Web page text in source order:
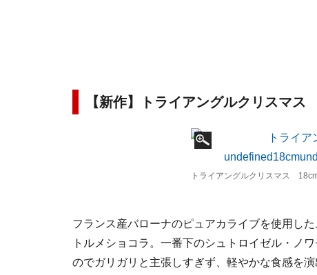
【新作】トライアングルクリスマス
トライアングルクリスマス
フランス産バローナのピュアカライブを使用し
トルメショコラ。一番下のシュトロイゼル・ノ
のでガリガリと主張しすぎず、軽やかな食感を